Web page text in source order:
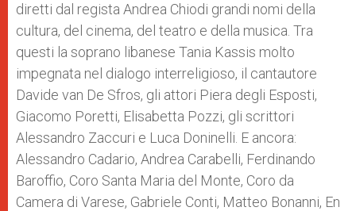
diretti dal regista Andrea Chiodi grandi nomi della
cultura, del cinema, del teatro e della musica. Tra
questi la soprano libanese Tania Kassis molto
impegnata nel dialogo interreligioso, il cantautore
Davide van De Sfros, gli attori Piera degli Esposti,
Giacomo Poretti, Elisabetta Pozzi, gli scrittori
Alessandro Zaccuri e Luca Doninelli. E ancora:
Alessandro Cadario, Andrea Carabelli, Ferdinando
Baroffio, Coro Santa Maria del Monte, Coro da
Camera di Varese, Gabriele Conti, Matteo Bonanni, En